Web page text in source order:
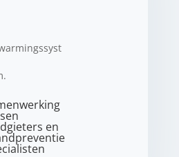
en